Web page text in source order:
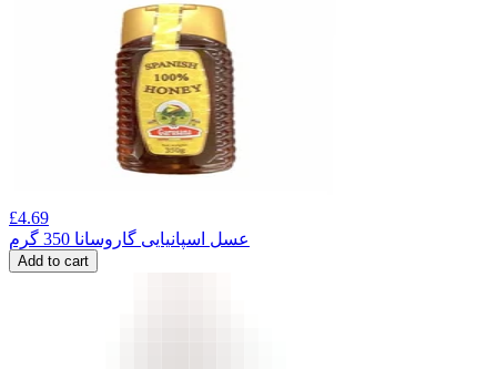
£4.69
عسل اسپانیایی گاروسانا 350 گرم
Add to cart